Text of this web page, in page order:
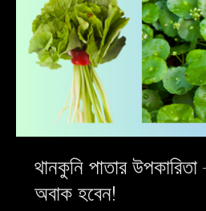
থানকুনি পাতার
অবাক হবেন!
অবাক
হবেন!